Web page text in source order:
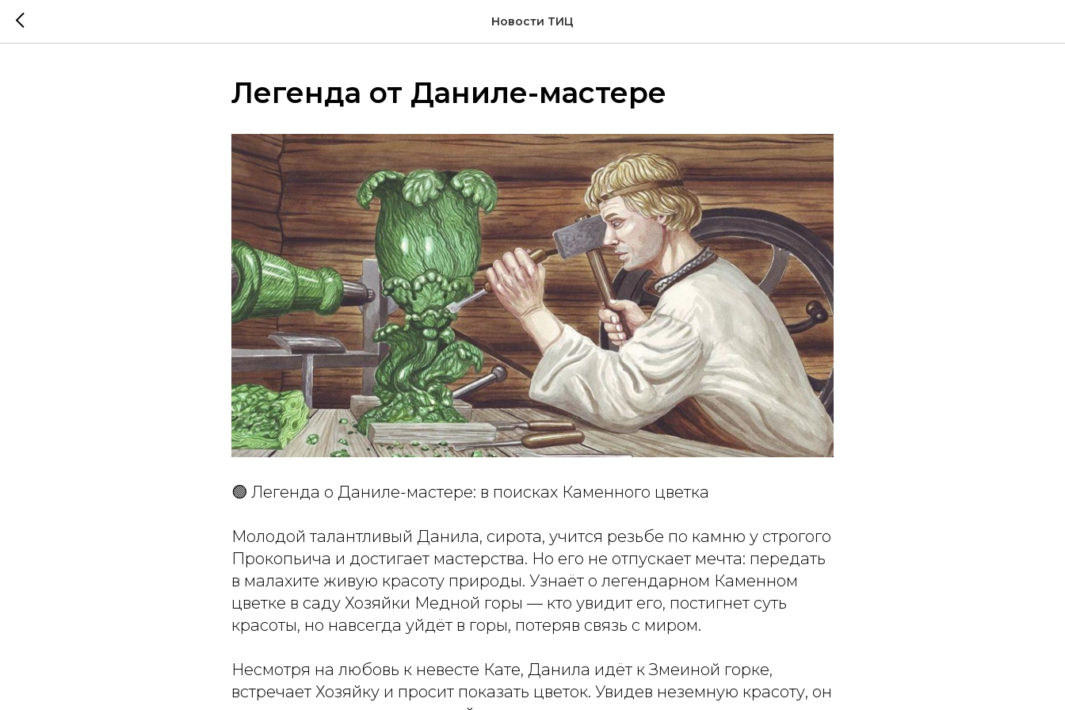
Новости ТИЦ
Легенда от Даниле-мастере
🟢 Легенда о Даниле-мастере: в поисках Каменного цветка
Молодой талантливый Данила, сирота, учится резьбе по камню у строгого
Прокопьича и достигает мастерства. Но его не отпускает мечта: передать
в малахите живую красоту природы. Узнаёт о легендарном Каменном
цветке в саду Хозяйки Медной горы — кто увидит его, постигнет суть
красоты, но навсегда уйдёт в горы, потеряв связь с миром.
Несмотря на любовь к невесте Кате, Данила идёт к Змеиной горке,
встречает Хозяйку и просит показать цветок. Увидев неземную красоту, он